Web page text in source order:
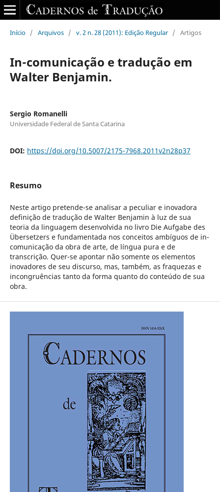
Início / Arquivos / v. 2 n. 28 (2011): Edição Regular / Artigos
In-comunicação e tradução em
Walter Benjamin.
Sergio Romanelli
Universidade Federal de Santa Catarina
DOI: https://doi.org/10.5007/2175-7968.2011v2n28p37
Resumo
Neste artigo pretende-se analisar a peculiar e inovadora
definição de tradução de Walter Benjamin à luz de sua
teoria da linguagem desenvolvida no livro Die Aufgabe des
Übersetzers e fundamentada nos conceitos ambíguos de in-
comunicação da obra de arte, de língua pura e de
transcrição. Quer-se apontar não somente os elementos
inovadores de seu discurso, mas, também, as fraquezas e
incongruências tanto da forma quanto do conteúdo de sua
obra.